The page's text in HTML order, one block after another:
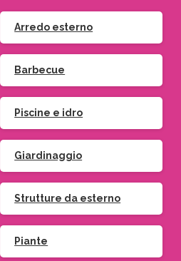
Arredo esterno
Barbecue
Piscine e idro
Giardinaggio
Strutture da esterno
Piante